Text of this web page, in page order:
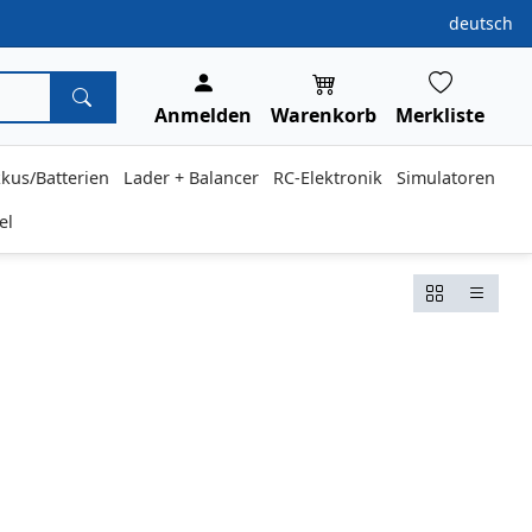
deutsch
Anmelden Warenkorb Merkliste
Batterien Lader + Balancer RC-Elektronik
Simulatoren